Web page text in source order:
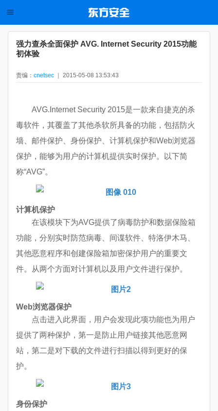
强力查杀全面保护 AVG. Internet Security 2015功能
初体验
责编： cnetsec ｜ 2015-05-08 13:53:43
AVG.Internet Security 2015是一款来自捷克的杀
毒软件，其覆盖了其他杀软所具备的功能，包括防火
墙、邮件保护、身份保护、计算机保护和Web浏览器
保护，能够为用户的计算机提供实时保护。以下简
称“AVG”。
计算机保护
在该模块下为AVG提供了病毒防护和数据保险箱
功能，分别实时防范病毒、间谍软件、特洛伊木马、
其他恶意程序和创建保险箱加密保护用户的重要文
件。从两个方面对计算机以及用户文件进行保护。
Web浏览器保护
点击进入此界面，用户会发现此项功能也为用户
提供了两种保护，第一是防止用户链接其他恶意网
站，第二是对下载的文件进行扫描以得到更好的保
护。
身份保护